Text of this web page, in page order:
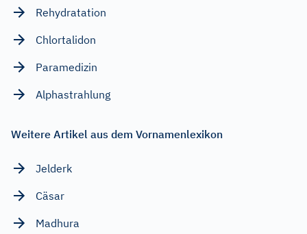
Rehydratation
Chlortalidon
Paramedizin
Alphastrahlung
Weitere Artikel aus dem Vornamenlexikon
Jelderk
Cäsar
Madhura